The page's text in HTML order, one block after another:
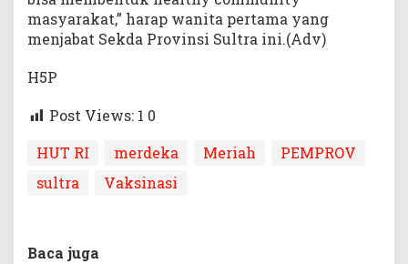
masyarakat,” harap wanita pertama yang
menjabat Sekda Provinsi Sultra ini.(Adv)
H5P
Post Views: 1 0
HUT RI
merdeka Meriah
PEMPROV
sultra
Vaksinasi
Baca juga